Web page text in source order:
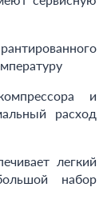
и
расход
легкий
набор